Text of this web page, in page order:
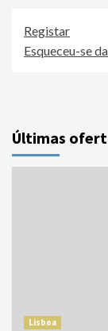
Registar
Esqueceu-se
Últimas
Lisboa